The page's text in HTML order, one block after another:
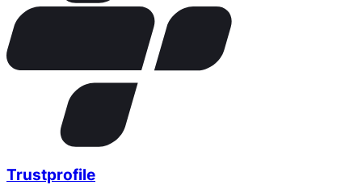
Trustprofile